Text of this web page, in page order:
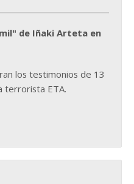
de Iñaki Arteta en
los testimonios de 13
terrorista ETA.